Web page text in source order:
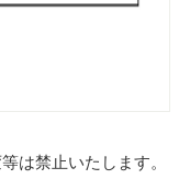
は禁止いたします。